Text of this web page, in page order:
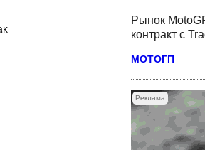
Рынок
контракт с
МОТОГП
Реклама